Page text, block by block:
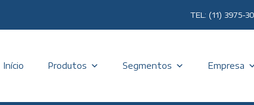
TEL: (11) 3975-
Início Produtos Segmentos Empresa